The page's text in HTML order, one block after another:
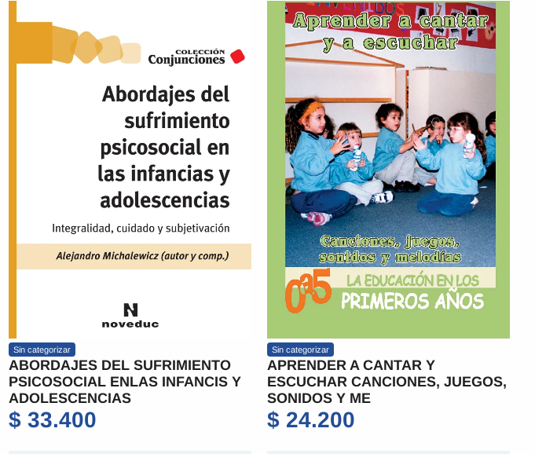
Sin categorizar
ABORDAJES DEL SUFRIMIENTO
PSICOSOCIAL ENLAS INFANCIS Y
ADOLESCENCIAS
$ 33.400
Sin categorizar
APRENDER A CANTAR Y
ESCUCHAR CANCIONES, JUEGOS,
SONIDOS Y ME
$ 24.200